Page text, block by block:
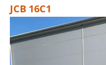
JCB 16C1